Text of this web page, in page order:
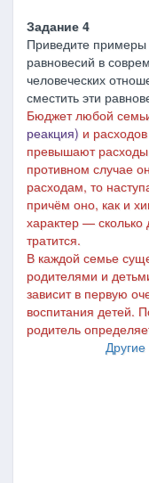
Задание 4
Приведите примеры
равновесий в
человеческих
сместить эти
Бюджет любой
реакция) и расходов
превышают
противном случае
расходам, то
причём оно, как и
характер — сколько
тратится.
В каждой семье
родителями и
зависит в первую
воспитания детей.
родитель